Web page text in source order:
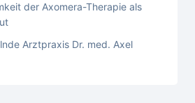
der Axomera-Therapie als
Arztpraxis Dr. med. Axel